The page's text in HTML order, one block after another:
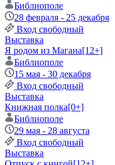
Библиополе
28 февраля - 25 декабря
Вход свободный
Выставка
Я родом из Магана[12+]
Библиополе
15 мая - 30 декабря
Вход свободный
Выставка
Книжная полка[0+]
Библиополе
29 мая - 28 августа
Вход свободный
Выставка